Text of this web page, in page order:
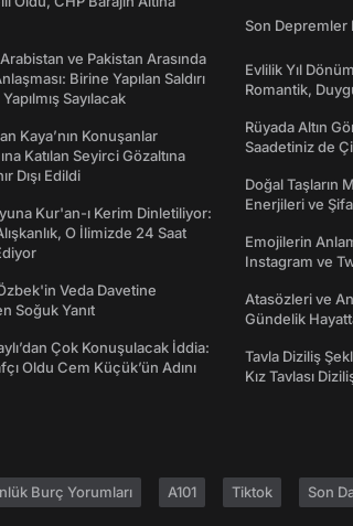
ve Pakistan Arasında
Birine Yapılan Saldırı
Sayılacak
Kaya’nın Konuşanlar
Katılan Seyirci Gözaltına
Dışı Edildi
Kur'an-ı Kerim Dinletiliyor:
O İlimizde 24 Saat
Veda Davetine
Soğuk Yanıt
Çok Konuşulacak İddia:
Oldu Cem Küçük’ün Adını
Son Depremler
Evlilik Yıl
Romantik,
Rüyada Altın
Saadetiniz de
Doğal Taşların
Enerjileri ve
Emojilerin
Instagram ve
Atasözleri ve
Gündelik
Tavla Diziliş
Kız Tavlası
Burç Yorumları A101 Tiktok Son